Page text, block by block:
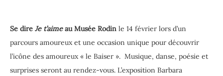
Se dire Je t’aimeau Musée Rodin le 14 février lors d’un
parcours amoureux et une occasion unique pour découvrir
l’icône des amoureux « le Baiser ». Musique, danse, poésie et
surprises seront au rendez-vous. L’exposition Barbara